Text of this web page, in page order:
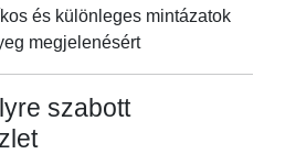
és különleges mintázatok
megjelenésért
szabott